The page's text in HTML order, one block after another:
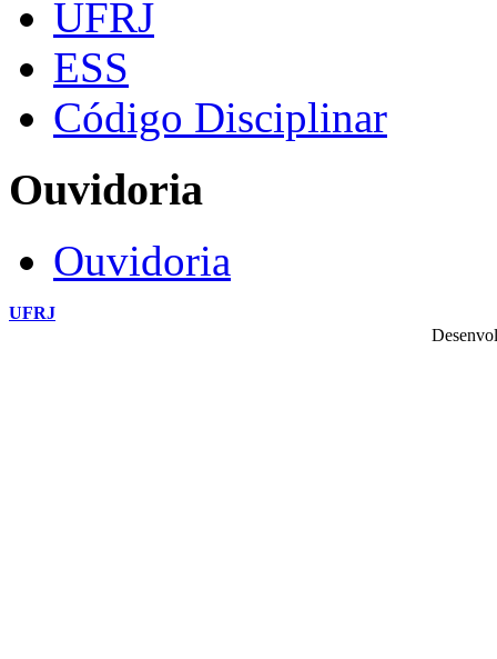
UFRJ
ESS
Código Disciplinar
Ouvidoria
Ouvidoria
UFRJ